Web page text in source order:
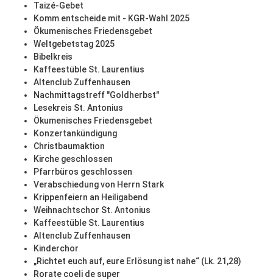
Taizé-Gebet
Komm entscheide mit - KGR-Wahl 2025
Ökumenisches Friedensgebet
Weltgebetstag 2025
Bibelkreis
Kaffeestüble St. Laurentius
Altenclub Zuffenhausen
Nachmittagstreff "Goldherbst"
Lesekreis St. Antonius
Ökumenisches Friedensgebet
Konzertankündigung
Christbaumaktion
Kirche geschlossen
Pfarrbüros geschlossen
Verabschiedung von Herrn Stark
Krippenfeiern an Heiligabend
Weihnachtschor St. Antonius
Kaffeestüble St. Laurentius
Altenclub Zuffenhausen
Kinderchor
„Richtet euch auf, eure Erlösung ist nahe“ (Lk. 21,28)
Rorate coeli de super